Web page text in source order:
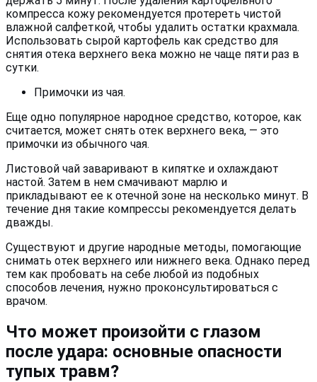
компресса кожу рекомендуется протереть чистой
влажной салфеткой, чтобы удалить остатки крахмала.
Использовать сырой картофель как средство для
снятия отека верхнего века можно не чаще пяти раз в
сутки.
Примочки из чая.
Еще одно популярное народное средство, которое, как
считается, может снять отек верхнего века, — это
примочки из обычного чая.
Листовой чай заваривают в кипятке и охлаждают
настой. Затем в нем смачивают марлю и
прикладывают ее к отечной зоне на несколько минут. В
течение дня такие компрессы рекомендуется делать
дважды.
Существуют и другие народные методы, помогающие
снимать отек верхнего или нижнего века. Однако перед
тем как пробовать на себе любой из подобных
способов лечения, нужно проконсультироваться с
врачом.
Что может произойти с глазом
после удара: основные опасности
тупых травм?